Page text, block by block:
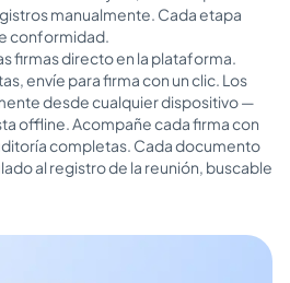
manualmente. Cada etapa
conformidad.
firmas directo en la plataforma.
envíe para firma con un clic. Los
desde cualquier dispositivo —
offline. Acompañe cada firma con
completas. Cada documento
al registro de la reunión, buscable